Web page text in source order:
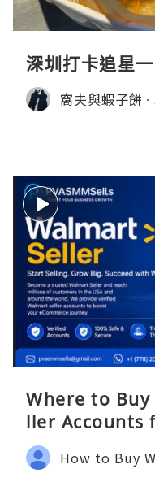
深圳打卡追星
窩夫與蝦子餅
Where to
ller Accounts
How to Buy